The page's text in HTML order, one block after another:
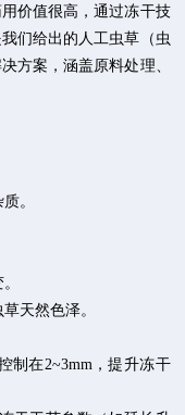
价值很高，通过冻干技
们给出的人工虫草（虫
方案，涵盖原料处理、
。
天然色泽。
制在2~3mm，提升冻干